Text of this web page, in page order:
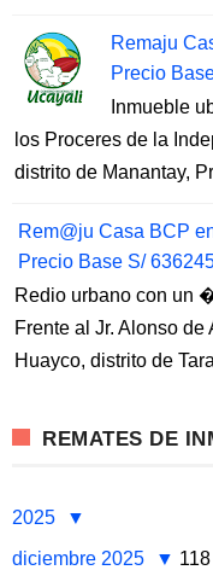
Remaju
Precio
Inmueble
los Proceres de la
distrito de Manantay,
Rem@ju Casa BCP
Precio Base S/
Redio urbano con un
Frente al Jr. Alonso
Huayco, distrito de
REMATES DE
2025
diciembre 2025